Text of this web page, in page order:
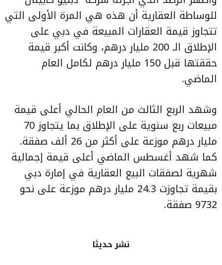
للوساطة العقارية أن هذه هي المرة الأولى التي
تتجاوز قيمة العقارات المبيعة في دبي على
الإطلاق الـ 200 مليار درهم، وكانت أكبر قيمة
حققتها قبل 150 مليار درهم لكامل العام
الماضي.
وشهد الربع الثالث من العام الحالي أعلى قيمة
مبيعات ربع سنوية على الإطلاق بما يتجاوز 70
مليار درهم موزعة على أكثر من 26 ألف صفقة.
كما شهد أغسطس الماضي أعلى قيمة إجمالية
شهرية لصفقات البيع العقارية في إمارة دبي
بقيمة تجاوزت 24.3 مليار درهم موزعة على نحو
9732 صفقة.
نشر حديثا